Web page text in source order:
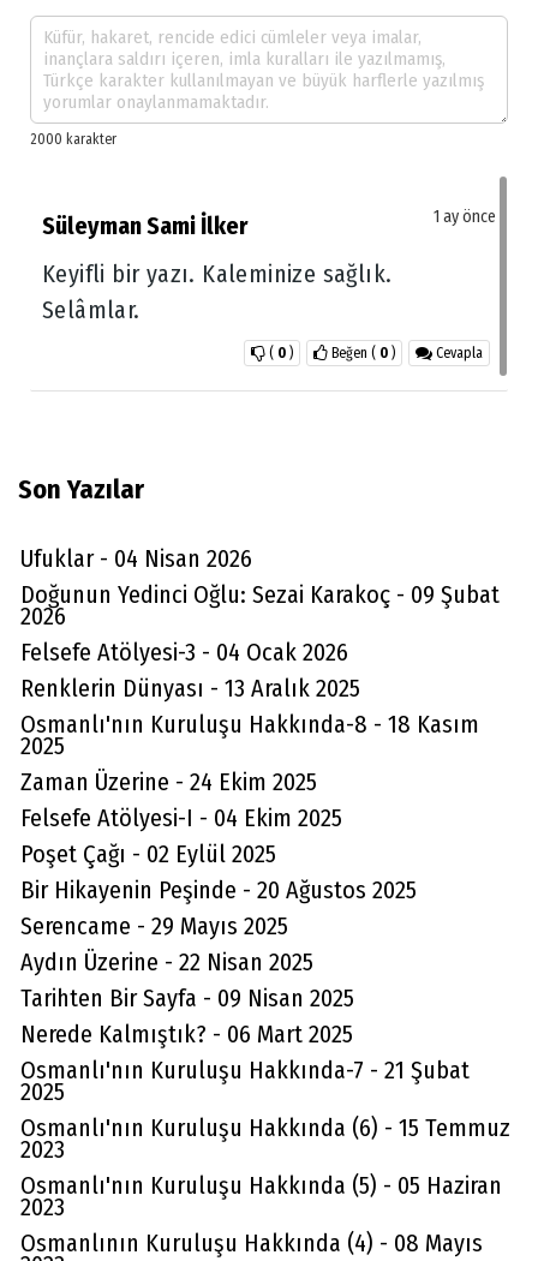
Süleyman Sami İlker 1 ay önce
Keyifli bir yazı. Kaleminize sağlık.
Selâmlar.
Cevapla
Beğen ( 0 )
( 0 )
Son Yazılar
Ufuklar - 04 Nisan 2026
Doğunun Yedinci Oğlu: Sezai Karakoç - 09 Şubat
2026
Felsefe Atölyesi-3 - 04 Ocak 2026
Renklerin Dünyası - 13 Aralık 2025
Osmanlı'nın Kuruluşu Hakkında-8 - 18 Kasım
2025
Zaman Üzerine - 24 Ekim 2025
Felsefe Atölyesi-I - 04 Ekim 2025
Poşet Çağı - 02 Eylül 2025
Bir Hikayenin Peşinde - 20 Ağustos 2025
Serencame - 29 Mayıs 2025
Aydın Üzerine - 22 Nisan 2025
Tarihten Bir Sayfa - 09 Nisan 2025
Nerede Kalmıştık? - 06 Mart 2025
Osmanlı'nın Kuruluşu Hakkında-7 - 21 Şubat
2025
Osmanlı'nın Kuruluşu Hakkında (6) - 15 Temmuz
2023
Osmanlı'nın Kuruluşu Hakkında (5) - 05 Haziran
2023
Osmanlının Kuruluşu Hakkında (4) - 08 Mayıs